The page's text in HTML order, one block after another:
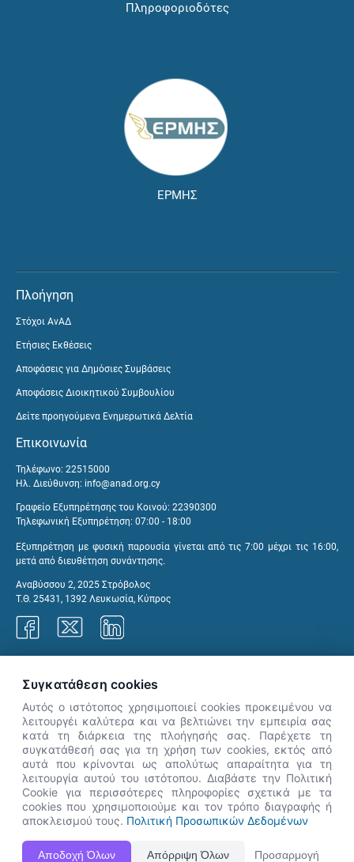
Πληροφοριοδότες
ΕΡΜΗΣ
Πλοήγηση
Στόχοι ΑνΑΔ
Ετήσιες Εκθέσεις
Αποφάσεις για Δημόσιες Συμβάσεις
Αποφάσεις Διοικητικού Συμβουλίου
Δείτε προηγούμενα Ενημερωτικά Δελτία
Επικοινωνία
Τηλέφωνο: 22515000
Ηλ. Διεύθυνση: info@anad.org.cy
Γραφείο Εξυπηρέτησης του Κοινού: 22390300
Τηλεφωνική Εξυπηρέτηση: 07:00 - 18:00
Εξυπηρέτηση με φυσική παρουσία γίνεται από τις 7:00 μέχρι τις 16:00,
μετά από διευθέτηση συνάντησης.
Αναβύσσου 2, 2025 Στρόβολος
Τ.Θ. 25431, 1392 Λευκωσία, Κύπρος
Η Ιστοσελίδα ΑνΑΔ είναι πλήρως συμβατή με τις νεότερες εκδόσεις, Google Chrome, Mozilla Firefox,
Apple Safari καθώς και Internet Explorer.
👋 Καλώς ήρθες! Είμαι η Νόησις.
Πες μου πώς μπορώ να σε βοηθήσω
σήμερα.
Συγκατάθεση cookies
Αυτός ο ιστότοπος χρησιμοποιεί cookies προκειμένου να
λειτουργέι καλύτερα και να βελτιώνει την εμπειρία σας
κατά τη διάρκεια της πλοήγησής σας. Παρέχετε τη
συγκατάθεσή σας για τη χρήση των cookies, εκτός από
αυτά που κρίνονται ως απολύτως απαραίτητα για τη
λειτουργία αυτού του ιστότοπου. Διαβάστε την Πολιτική
Cookie για περισσότερες πληροφορίες σχετικά με τα
cookies που χρησιμοποιούμε και τον τρόπο διαγραφής ή
αποκλεισμού τους. Πολιτική Προσωπικών Δεδομένων
Αποδοχή Όλων Απόρριψη Όλων Προσαρμογή